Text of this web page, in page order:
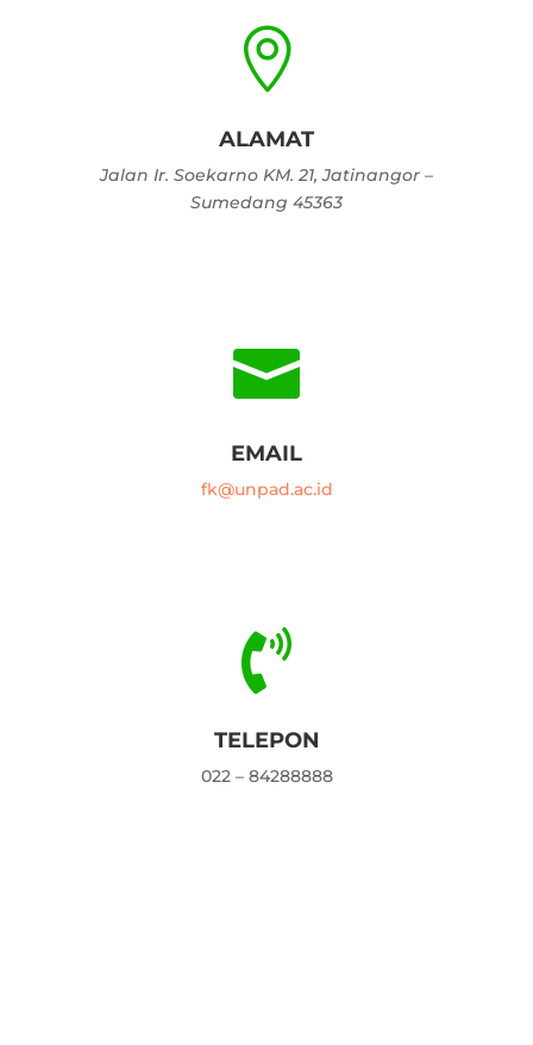

ALAMAT
Jalan Ir. Soekarno KM. 21, Jatinangor –
Sumedang 45363

EMAIL
fk@unpad.ac.id

TELEPON
022 – 84288888